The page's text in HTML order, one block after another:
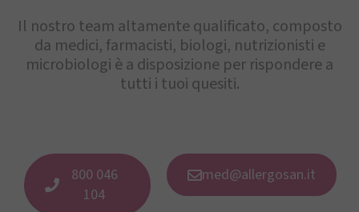
Il nostro team altamente qualificato, composto
da medici, farmacisti, biologi, nutrizionisti e
microbiologi è a disposizione per rispondere a
tutti i tuoi quesiti.
800 046
104
med@allergosan.it